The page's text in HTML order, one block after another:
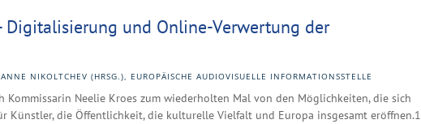
Digitalisierung und Online-Verwertung der
NIKOLTCHEV (HRSG.), EUROPÄISCHE AUDIOVISUELLE INFORMATIONSSTELLE
Kommissarin Neelie Kroes zum wiederholten Mal von den Möglichkeiten, die sich
Künstler, die Öffentlichkeit, die kulturelle Vielfalt und Europa insgesamt eröffnen.1